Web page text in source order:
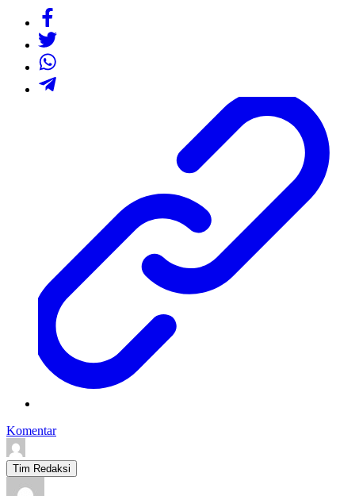
Komentar
Tim Redaksi